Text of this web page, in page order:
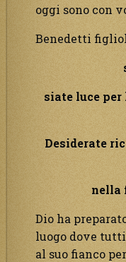
oggi sono con
Benedetti
siate luce
Desiderate
nella
Dio ha
luogo dove
al suo fianco